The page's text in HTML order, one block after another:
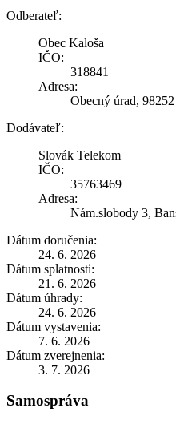
Odberateľ:
Obec Kaloša
IČO:
318841
Adresa:
Obecný úrad,
Dodávateľ:
Slovák Telekom
IČO:
35763469
Adresa:
Nám.slobody 3,
Dátum doručenia:
24. 6. 2026
Dátum splatnosti:
21. 6. 2026
Dátum úhrady:
24. 6. 2026
Dátum vystavenia:
7. 6. 2026
Dátum zverejnenia:
3. 7. 2026
Samospráva